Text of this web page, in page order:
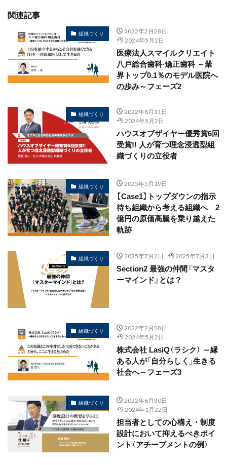
関連記事
組織づくり
2022年2月28日
2024年5月2日
医療法人スマイルクリエイト
八戸総合歯科·矯正歯科 ～業
界トップ0.1％のモデル医院へ
の歩み～フェーズ2
組織づくり
2022年8月31日
2024年5月2日
ハウスオブザイヤー優秀賞6回
受賞!! 人が育つ理念浸透型組
織づくりの立役者
組織づくり 2025年5月19日
【Case1】トップダウンの指示
待ち組織から考える組織へ 2
億円の原価高騰を乗り越えた
軌跡
組織づくり 2025年7月2日 2025年7月3日
Section2 最強の仲間『マスタ
ーマインド』とは？
組織づくり
2022年2月28日
2024年5月2日
株式会社 LasiQ（ラシク） ～縁
ある人が「自分らしく」生きる
社会へ～フェーズ3
組織づくり
2022年6月30日
2024年1月22日
担当者としての心構え・制度
設計において抑えるべきポイ
ント（アチーブメントの例）